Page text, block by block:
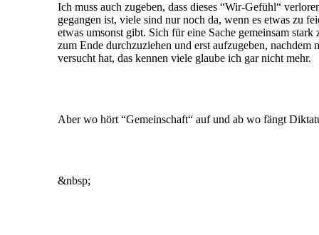
Ich muss auch zugeben, dass dieses “Wir-Gefühl“
gegangen ist, viele sind nur noch da, wenn es etwas zu
etwas umsonst gibt. Sich für eine Sache gemeinsam stark
zum Ende durchzuziehen und erst aufzugeben, nachdem
versucht hat, das kennen viele glaube ich gar nicht mehr.
Aber wo hört “Gemeinschaft“ auf und ab wo fängt
&nbsp;